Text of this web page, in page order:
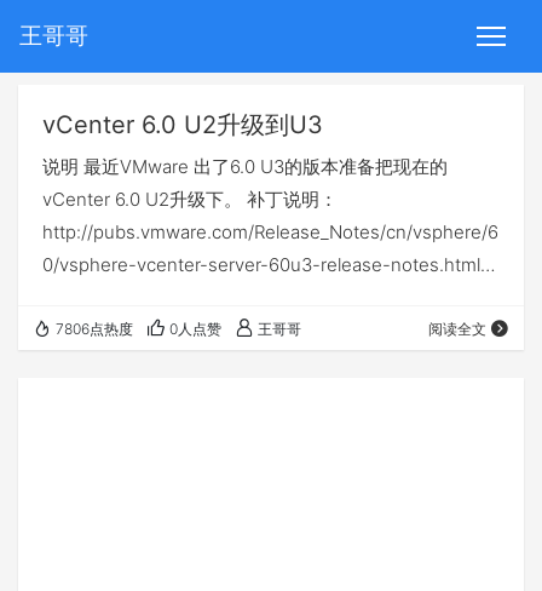
王哥哥
vCenter 6.0 U2升级到U3
说明 最近VMware 出了6.0 U3的版本准备把现在的
vCenter 6.0 U2升级下。 补丁说明：
http://pubs.vmware.com/Release_Notes/cn/vsphere/6
0/vsphere-vcenter-server-60u3-release-notes.html
Update 3 启用对 TLSv 1.0、TLSv 1.1 和 TLSv 1.2 的支
7806点热度 0人点赞 王哥哥 阅读全文